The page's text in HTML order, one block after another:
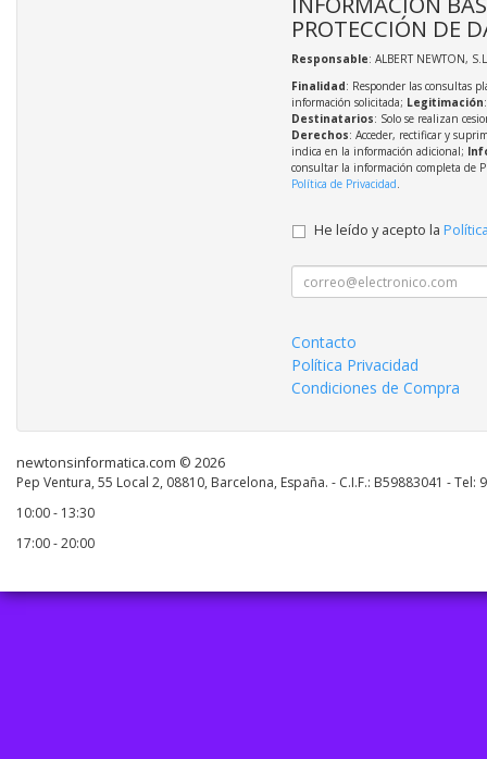
PROTECCIÓN DE
Responsable: ALBERT NEWTON,
Finalidad: Responder las consultas
información solicitada; Legitimación
Destinatarios: Solo se realizan
Derechos: Acceder, rectificar y
indica en la información adicional;
consultar la información completa de
Política de Privacidad.
He leído y acepto la
Contacto
Política Privacidad
Condiciones de Compra
newtonsinformatica.com © 2026
Pep Ventura, 55 Local 2, 08810, Barcelona, España. - C.I.F.: B59883041 - Tel:
10:00 - 13:30
17:00 - 20:00